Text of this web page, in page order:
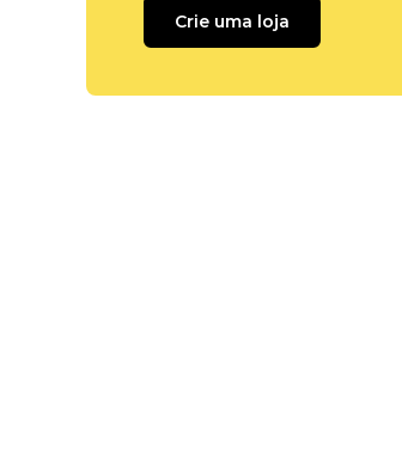
Crie uma loja